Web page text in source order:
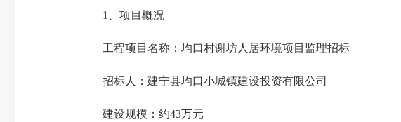
1、项目概况
工程项目名称：均口村谢坊人居环境项目监理招标
招标人：建宁县均口小城镇建设投资有限公司
建设规模：约43万元